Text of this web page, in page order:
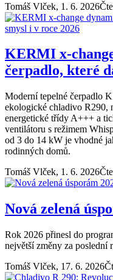
Tomáš Vlček, 1. 6. 2026
KERMI x-
čerpadlo, které
Moderní tepelné čerpadlo
ekologické chladivo R290,
energetické třídy A+++ a
ventilátoru s režimem
od 3 do 14 kW je vhodné
rodinných domů.
Tomáš Vlček, 1. 6. 2026
Nová zelená
Rok 2026 přinesl do
největší změny za poslední
Tomáš Vlček, 17. 6. 2026